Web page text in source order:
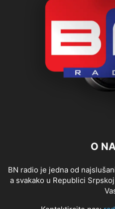
O
BN radio je jedna od
a svakako u Republici